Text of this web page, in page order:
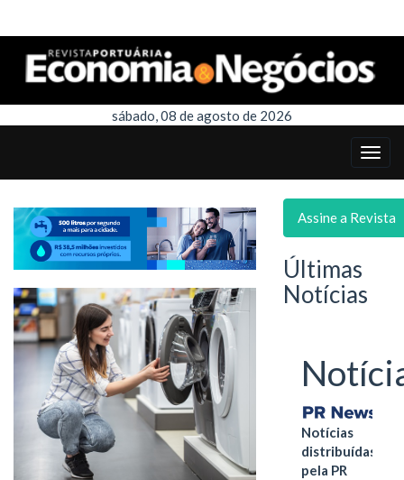
sábado, 08 de agosto de 2026
Assine a Revista
Últimas
Notícias
Notícias
distribuídas
pela PR